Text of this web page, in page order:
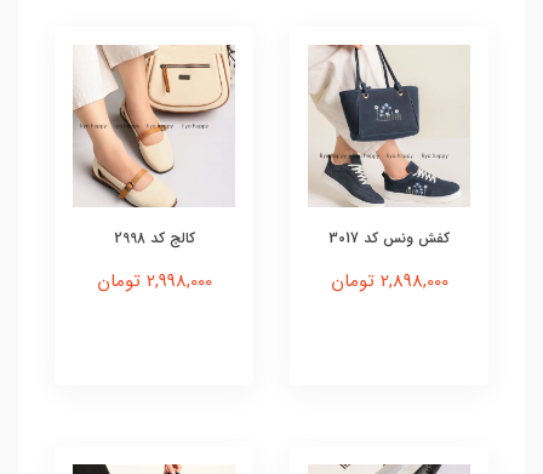
کفش ونس کد 3017
2,898,000 تومان
کالج کد 2998
2,998,000 تومان